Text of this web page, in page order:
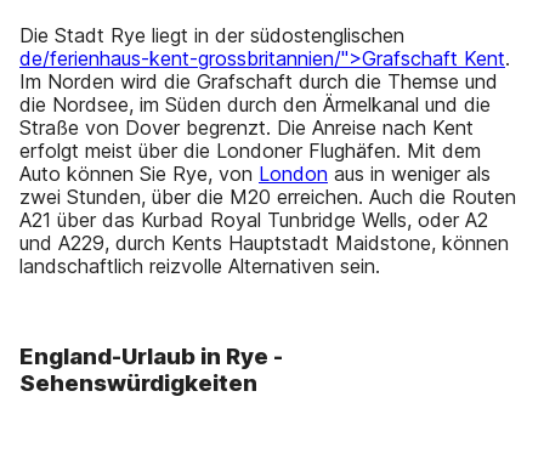
Die Stadt Rye liegt in der südostenglischen
de/ferienhaus-kent-grossbritannien/">Grafschaft Kent.
Im Norden wird die Grafschaft durch die Themse und
die Nordsee, im Süden durch den Ärmelkanal und die
Straße von Dover begrenzt. Die Anreise nach Kent
erfolgt meist über die Londoner Flughäfen. Mit dem
Auto können Sie Rye, von London aus in weniger als
zwei Stunden, über die M20 erreichen. Auch die Routen
A21 über das Kurbad Royal Tunbridge Wells, oder A2
und A229, durch Kents Hauptstadt Maidstone, können
landschaftlich reizvolle Alternativen sein.
England-Urlaub in Rye -
Sehenswürdigkeiten